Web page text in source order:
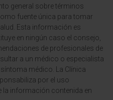
general sobre términos
fuente única para tomar
Esta información es
en ningún caso el consejo,
de profesionales de
a un médico o especialista
médico. La Clínica
por el uso
la información contenida en